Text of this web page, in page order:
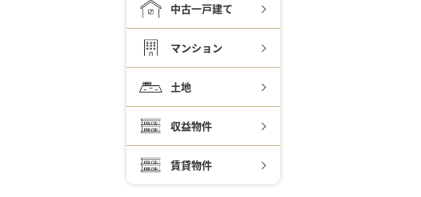
中古一戸建て
マンション
土地
収益物件
賃貸物件